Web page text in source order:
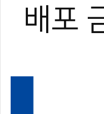
배포